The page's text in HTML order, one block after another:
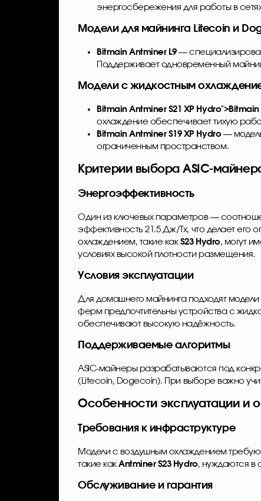
энергосбережения для работы в
Модели для майнинга Litecoin и
Bitmain Antminer L9—
Поддерживает одновременный
Модели с жидкостным
Bitmain Antminer S21 XPHydro">Bitmain
охлаждение обеспечивает тихую
Bitmain Antminer S19 XP Hydro— модель
ограниченным пространством.
Критерии выбора ASIC-
Энергоэффективность
Один из ключевых параметров —
эффективность 21.5 Дж/Тх, что делает
охлаждением, такие как S23 Hydro, могут
условиях высокой плотности размещения.
Условия эксплуатации
Для домашнего майнинга подходят
ферм предпочтительны устройства с
обеспечивают высокую надёжность.
Поддерживаемые алгоритмы
ASIC-майнеры разрабатываются под
(Litecoin, Dogecoin). При выборе важно
Особенности эксплуатации и
Требования к инфраструктуре
Модели с воздушным охлаждением
такие какAntminer S23 Hydro, нуждаются в
Обслуживание и гарантия